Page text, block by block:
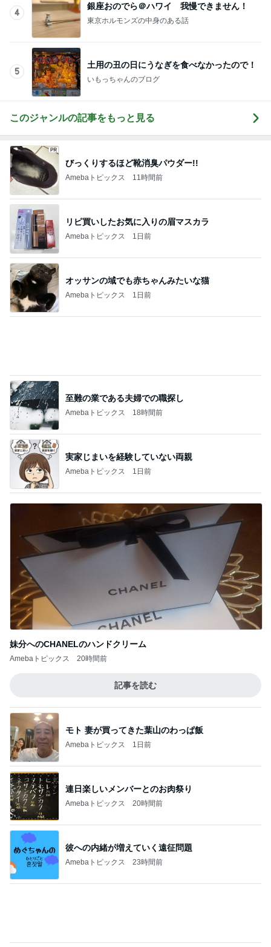
4
銀座おのでら＠ハワイ 我慢できません！
東京ホルモンズの中身のある話
5
土用の丑の日にうなぎを食べなかったので！
いもっちゃんのブログ
このジャンルの記事をもっと見る
びっくりするほど靴消臭パウダー!!
Amebaトピックス 11時間前
リピ買いしたお気に入りの眉マスカラ
Amebaトピックス 1日前
オッサンの域でも赤ちゃんみたいな猫
Amebaトピックス 1日前
至難の業である夫婦での職探し
Amebaトピックス 18時間前
実家じまいを経験していない両親
Amebaトピックス 1日前
妹分へのCHANELのハンドクリーム
Amebaトピックス 20時間前
記事を読む
モト 妻が買ってきた葉山のわっぱ飯
Amebaトピックス 1日前
連日楽しいメンバーとのお肉祭り
Amebaトピックス 20時間前
彼への内緒が増えていく遠征問題
Amebaトピックス 23時間前